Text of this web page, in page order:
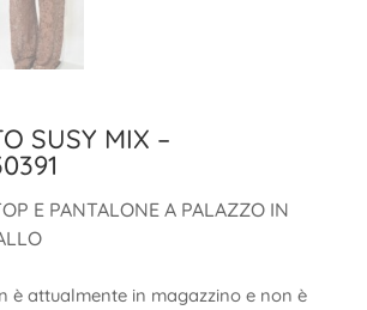
SUSY MIX –
E PANTALONE A PALAZZO IN
è attualmente in magazzino e non è